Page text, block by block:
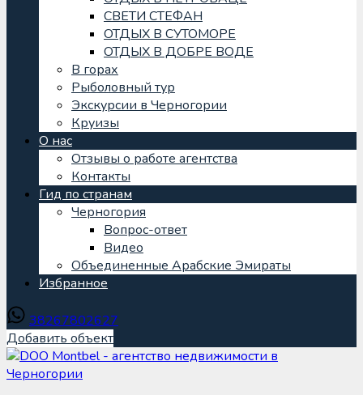
СВЕТИ СТЕФАН
ОТДЫХ В СУТОМОРЕ
ОТДЫХ В ДОБРЕ ВОДЕ
В горах
Рыболовный тур
Экскурсии в Черногории
Круизы
О нас
Отзывы о работе агентства
Контакты
Гид по странам
Черногория
Вопрос-ответ
Видео
Объединенные Арабские Эмираты
Избранное
38267802627
Добавить объект